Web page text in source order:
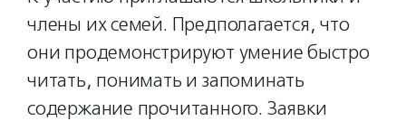
члены их семей. Предполагается, что
они продемонстрируют умение быстро
читать, понимать и запоминать
содержание прочитанного. Заявки